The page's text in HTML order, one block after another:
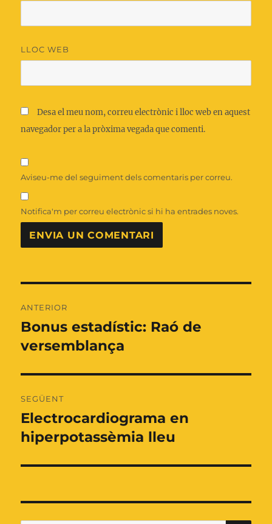
LLOC WEB
Desa el meu nom, correu electrònic i lloc web en aquest
navegador per a la pròxima vegada que comenti.
Aviseu-me del seguiment dels comentaris per correu.
Notifica'm per correu electrònic si hi ha entrades noves.
d'entrades
ANTERIOR
Entrada
anterior:
Bonus estadístic: Raó de
versemblança
SEGÜENT
Entrada
següent:
Electrocardiograma en
hiperpotassèmia lleu